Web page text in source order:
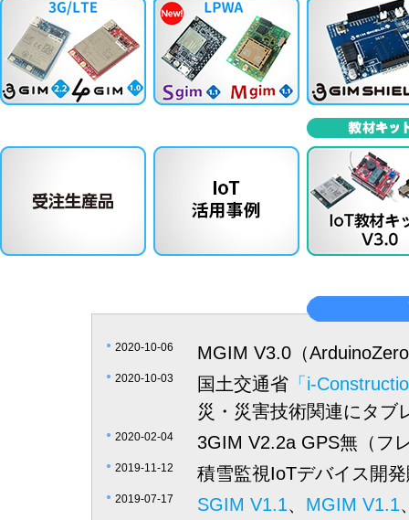
2020-10-06 MGIM V3.0（
2020-10-03 国土交通省 「i-
災・災害技術関連にタブ
2020-02-04 3GIM V2.2a GPS無（フ
2019-11-12 積雪監視IoTデバイス開
2019-07-17 SGIM V1.1、 MGIM V1.1